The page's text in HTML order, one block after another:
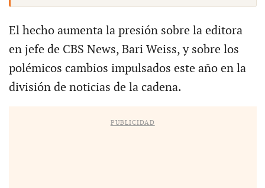
El hecho aumenta la presión sobre la editora
en jefe de CBS News, Bari Weiss, y sobre los
polémicos cambios impulsados este año en la
división de noticias de la cadena.
PUBLICIDAD